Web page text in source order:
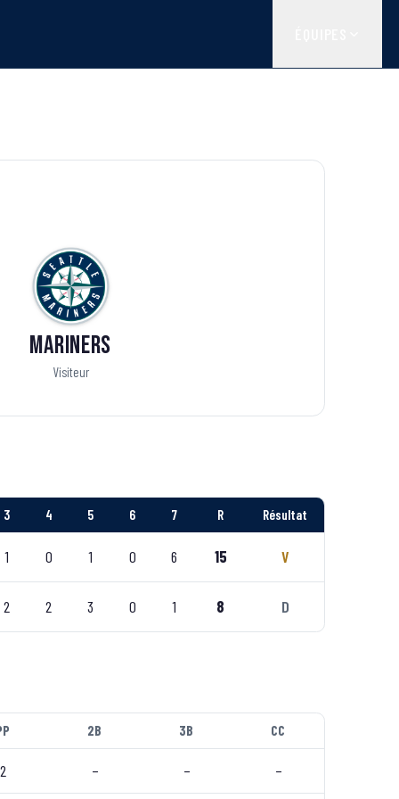
Mariners
Visiteur
3 4 5 6 7 R Résultat
1 0 1 0 6 15 V
2 2 3 0 1 8 D
2B 3B CC
2 – – –